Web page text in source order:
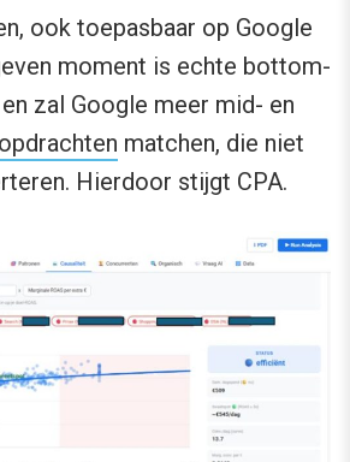
ook toepasbaar op Google
moment is echte bottom-
zal Google meer mid- en
matchen, die niet
Hierdoor stijgt CPA.